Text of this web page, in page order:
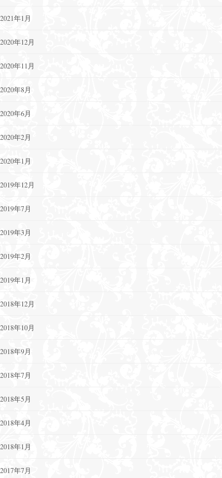
2021年1月
2020年12月
2020年11月
2020年8月
2020年6月
2020年2月
2020年1月
2019年12月
2019年7月
2019年3月
2019年2月
2019年1月
2018年12月
2018年10月
2018年9月
2018年7月
2018年5月
2018年4月
2018年1月
2017年7月